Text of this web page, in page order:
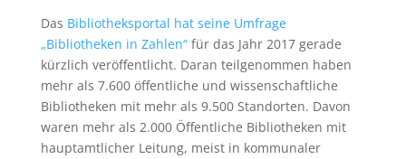
Das Bibliotheksportal hat seine Umfrage
„Bibliotheken in Zahlen“für das Jahr 2017 gerade
kürzlich veröffentlicht. Daran teilgenommen haben
mehr als 7.600 öffentliche und wissenschaftliche
Bibliotheken mit mehr als 9.500 Standorten. Davon
waren mehr als 2.000 Öffentliche Bibliotheken mit
hauptamtlicher Leitung, meist in kommunaler